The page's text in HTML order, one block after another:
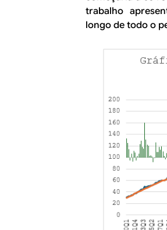
trabalho
longo de todo o